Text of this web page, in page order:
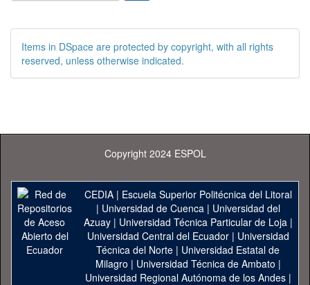
Items in DSpace are protected by copyright, with all rights
reserved, unless otherwise indicated.
Copyright 2024 ESPOL
CEDIA| Escuela Superior Politécnica del Litoral
| Universidad de Cuenca| Universidad del
Azuay| Universidad Técnica Particular de Loja|
Universidad Central del Ecuador| Universidad
Técnica del Norte | Universidad Estatal de
Milagro | Universidad Técnica de Ambato |
Universidad Regional Autónoma de los Andes|